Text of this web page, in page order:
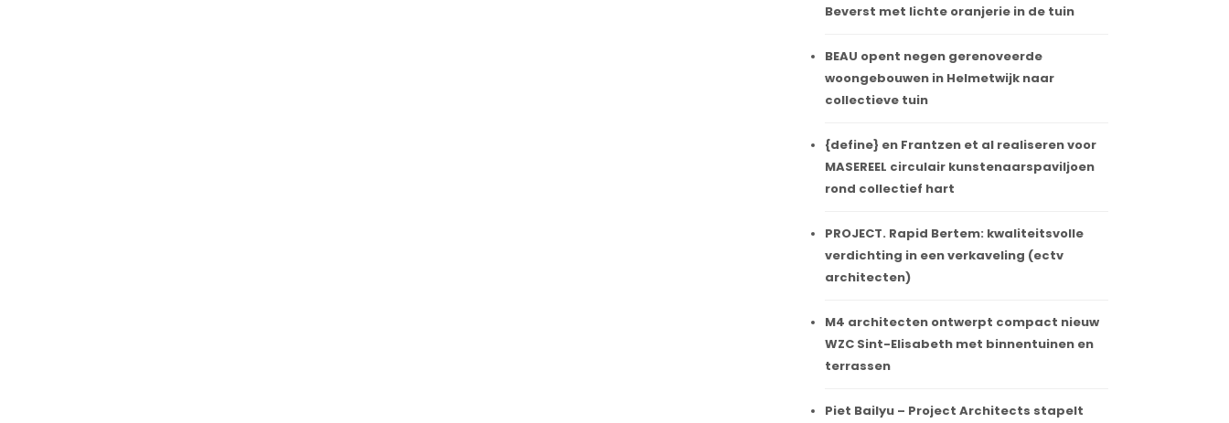
Beverst met lichte oranjerie in de tuin
BEAU opent negen gerenoveerde
woongebouwen in Helmetwijk naar
collectieve tuin
{define} en Frantzen et al realiseren voor
MASEREEL circulair kunstenaarspaviljoen
rond collectief hart
PROJECT. Rapid Bertem: kwaliteitsvolle
verdichting in een verkaveling (ectv
architecten)
M4 architecten ontwerpt compact nieuw
WZC Sint-Elisabeth met binnentuinen en
terrassen
Piet Bailyu – Project Architects stapelt